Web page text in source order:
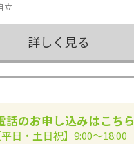
立
詳しく見る
話のお申し込みはこちら
平日・土日祝】9:00～18:00